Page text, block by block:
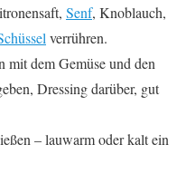
Senf, Knoblauch,
verrühren.
mit dem Gemüse und den
Dressing darüber, gut
– lauwarm oder kalt ein